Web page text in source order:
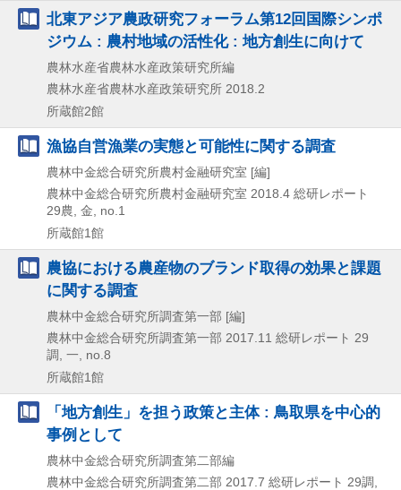
北東アジア農政研究フォーラム第12回国際シンポ
ジウム : 農村地域の活性化 : 地方創生に向けて
農林水産省農林水産政策研究所編
農林水産省農林水産政策研究所 2018.2
所蔵館2館
漁協自営漁業の実態と可能性に関する調査
農林中金総合研究所農村金融研究室 [編]
農林中金総合研究所農村金融研究室 2018.4 総研レポート
29農, 金,
no.1
所蔵館1館
農協における農産物のブランド取得の効果と課題
に関する調査
農林中金総合研究所調査第一部 [編]
農林中金総合研究所調査第一部 2017.11 総研レポート 29
調,
一,
no.8
所蔵館1館
「地方創生」を担う政策と主体 : 鳥取県を中心的
事例として
農林中金総合研究所調査第二部編
農林中金総合研究所調査第二部 2017.7 総研レポート 29調,